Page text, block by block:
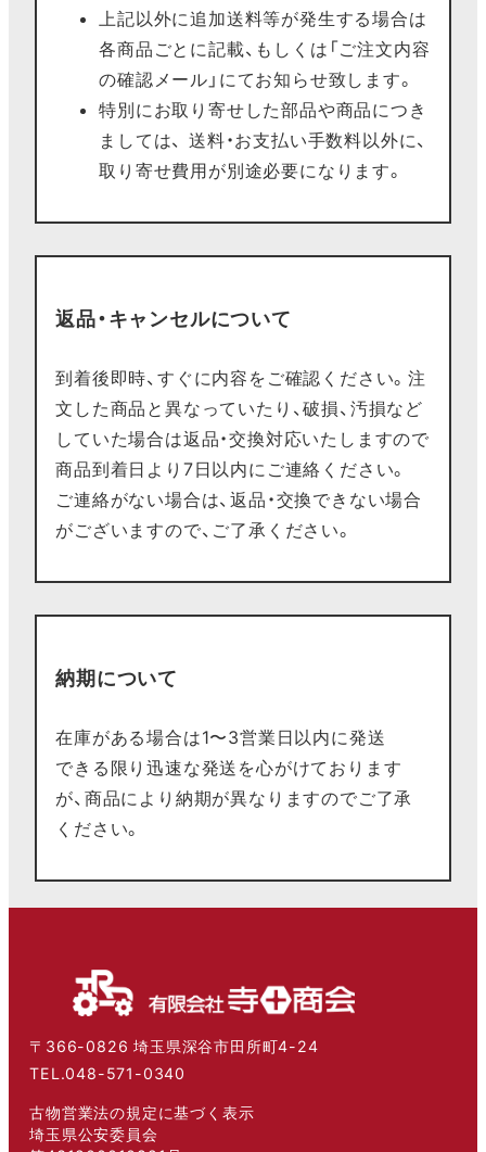
上記以外に追加送料等が発生する場合は
各商品ごとに記載、もしくは「ご注文内容
の確認メール」にてお知らせ致します。
特別にお取り寄せした部品や商品につき
ましては、 送料・お支払い手数料以外に、
取り寄せ費用が別途必要になります。
返品・キャンセルについて
到着後即時、すぐに内容をご確認ください。注
文した商品と異なっていたり、破損、汚損など
していた場合は返品・交換対応いたしますので
商品到着日より7日以内にご連絡ください。
ご連絡がない場合は、返品・交換できない場合
がございますので、ご了承ください。
納期について
在庫がある場合は1〜3営業日以内に発送
できる限り迅速な発送を心がけております
が、商品により納期が異なりますのでご了承
ください。
〒366-0826 埼玉県深谷市田所町4-24
TEL.048-571-0340
古物営業法の規定に基づく表示
埼玉県公安委員会